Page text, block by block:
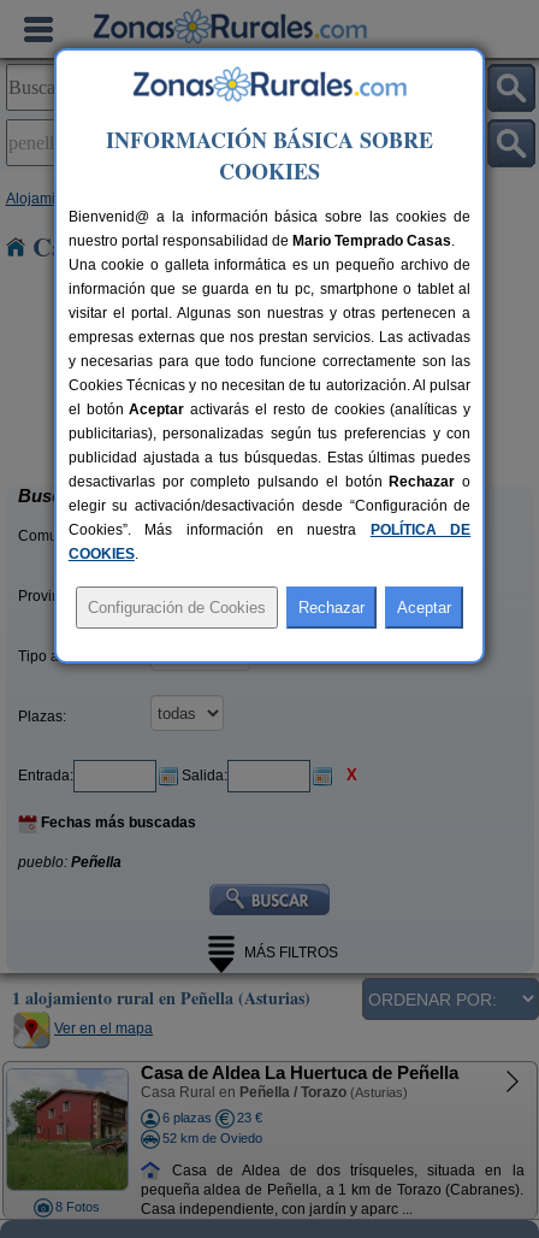
Alojamientos
Casas Rurales en Peñella
6 pers.
desde19 €
El Pajar de Pumarega
Castropol (Asturias)
Buscar
Comunidades:
Provincias/Islas:
Tipo alquiler:
Plazas:
Entrada: Salida: X
Fechas más buscadas
pueblo: Peñella
MÁS FILTROS
1 alojamiento rural en Peñella (Asturias)
Ver en el mapa
8 Fotos
Casa de Aldea La Huertuca de Peñella
Casa Rural en Peñella / Torazo (Asturias)
6 plazas
23 €
52 km de Oviedo
Casa de Aldea de dos trísqueles, situada en la
pequeña aldea de Peñella, a 1 km de Torazo (Cabranes).
Casa independiente, con jardín y aparc ...
INFORMACIÓN BÁSICA SOBRE
COOKIES
Bienvenid@ a la información básica sobre las cookies de
nuestro portal responsabilidad de Mario Temprado Casas.
Una cookie o galleta informática es un pequeño archivo de
información que se guarda en tu pc, smartphone o tablet al
visitar el portal. Algunas son nuestras y otras pertenecen a
empresas externas que nos prestan servicios. Las activadas
y necesarias para que todo funcione correctamente son las
Cookies Técnicas y no necesitan de tu autorización. Al pulsar
el botónAceptar activarás el resto de cookies (analíticas y
publicitarias), personalizadas según tus preferencias y con
publicidad ajustada a tus búsquedas. Estas últimas puedes
desactivarlas por completo pulsando el botón Rechazar o
elegir su activación/desactivación desde “Configuración de
Cookies”. Más información en nuestra
POLÍTICA DE
COOKIES.